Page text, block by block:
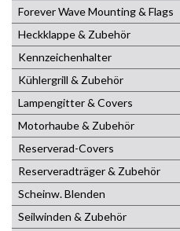
Forever Wave Mounting & Flags
Heckklappe & Zubehör
Kennzeichenhalter
Kühlergrill & Zubehör
Lampengitter & Covers
Motorhaube & Zubehör
Reserverad-Covers
Reserveradträger & Zubehör
Scheinw. Blenden
Seilwinden & Zubehör